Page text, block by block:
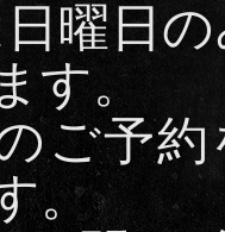
曜日
す。
ご予約
。